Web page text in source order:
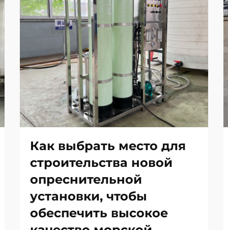
Как выбрать место для
строительства новой
опреснительной
установки, чтобы
обеспечить высокое